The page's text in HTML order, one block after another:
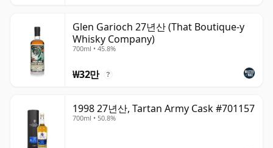
Glen Garioch 27년산 (That Boutique-y
Whisky Company)
700ml • 45.8%
₩32만 ?
1998 27년산, Tartan Army Cask #701157
700ml • 50.8%